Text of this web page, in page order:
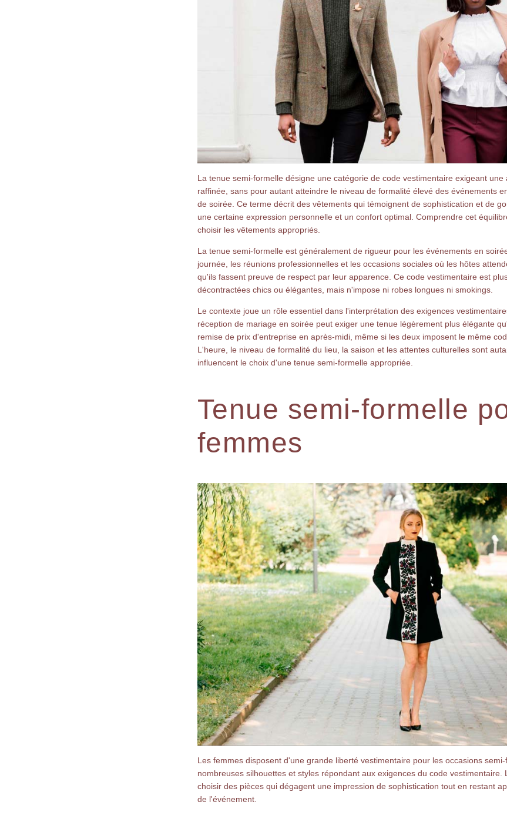
La tenue semi-formelle désigne une catégorie de code vestimentaire exigeant
raffinée, sans pour autant atteindre le niveau de formalité élevé des événements
de soirée. Ce terme décrit des vêtements qui témoignent de sophistication et de
une certaine expression personnelle et un confort optimal. Comprendre cet
choisir les vêtements appropriés.
La tenue semi-formelle est généralement de rigueur pour les événements en
journée, les réunions professionnelles et les occasions sociales où les hôtes
qu'ils fassent preuve de respect par leur apparence. Ce code vestimentaire est
décontractées chics ou élégantes, mais n'impose ni robes longues ni smokings.
Le contexte joue un rôle essentiel dans l'interprétation des exigences
réception de mariage en soirée peut exiger une tenue légèrement plus élégante
remise de prix d'entreprise en après-midi, même si les deux imposent le même
L'heure, le niveau de formalité du lieu, la saison et les attentes culturelles sont
influencent le choix d'une tenue semi-formelle appropriée.
Tenue semi-formelle
femmes
Les femmes disposent d'une grande liberté vestimentaire pour les occasions
nombreuses silhouettes et styles répondant aux exigences du code vestimentaire.
choisir des pièces qui dégagent une impression de sophistication tout en restant
de l'événement.